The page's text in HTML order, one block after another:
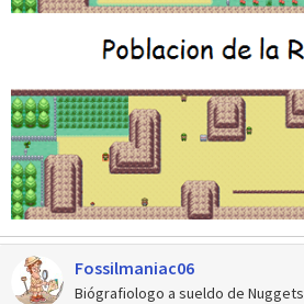
Fossilmaniac06
Biógrafiologo a sueldo de